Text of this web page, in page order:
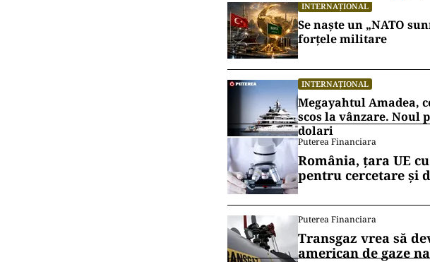
INTERNAȚIONAL
Se naște un „NATO
forțele militare
INTERNAȚIONAL
Megayahtul Amadea,
scos la vânzare. Noul
dolari
Puterea Financiara
România, țara UE
pentru cercetare și
Puterea Financiara
Transgaz vrea să
american de gaze